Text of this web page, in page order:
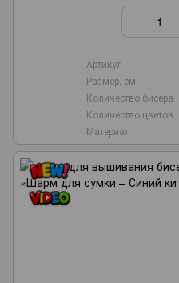
Артикул
Размер, см
Количество бисера
Количество цветов
Материал